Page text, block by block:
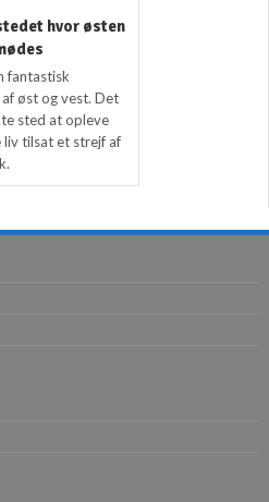
hvor østen
fantastisk
øst og vest. Det
sted at opleve
liv tilsat et strejf af